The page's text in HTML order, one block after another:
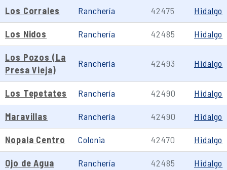
Los Corrales Ranchería 42475 Hidalgo
Los Nidos Ranchería 42485 Hidalgo
Los Pozos (La
Presa Vieja)
Ranchería 42493 Hidalgo
Los Tepetates Ranchería 42490 Hidalgo
Maravillas Ranchería 42490 Hidalgo
Nopala Centro Colonia 42470 Hidalgo
Ojo de Agua Ranchería 42485 Hidalgo